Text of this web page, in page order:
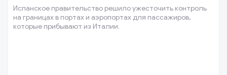
Испанское правительство решило ужесточить контроль
на границах в портах и аэропортах для пассажиров,
которые прибывают из Италии.